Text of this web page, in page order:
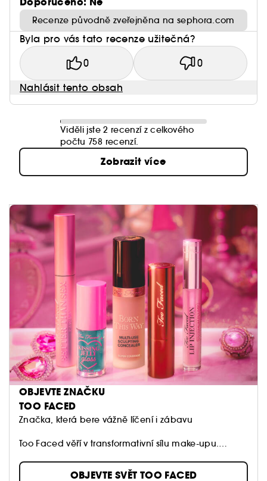
Recenze původně zveřejněna na sephora.com
Byla pro vás tato recenze užitečná?
0 0
Nahlásit tento obsah
Viděli jste 2 recenzí z celkového
počtu 758 recenzí.
Zobrazit více
OBJEVTE ZNAČKU
TOO FACED
Značka, která bere vážně líčení i zábavu
Too Faced věří v transformativní sílu make-upu.
svobodné a nebály se snít o velkých věcech.
OBJEVTE SVĚT TOO FACED